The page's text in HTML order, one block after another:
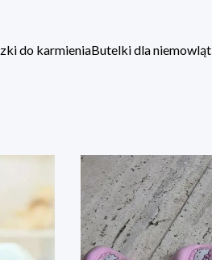
do karmieniaButelki dla niemowląt